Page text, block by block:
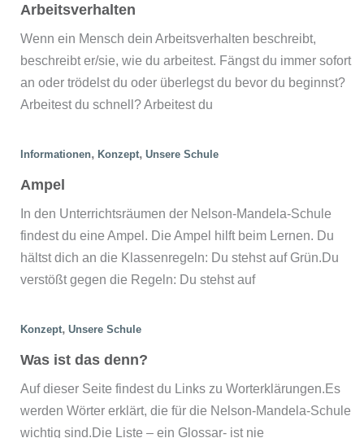
Arbeitsverhalten
Wenn ein Mensch dein Arbeitsverhalten beschreibt,
beschreibt er/sie, wie du arbeitest. Fängst du immer sofort
an oder trödelst du oder überlegst du bevor du beginnst?
Arbeitest du schnell? Arbeitest du
Informationen, Konzept, Unsere Schule
Ampel
In den Unterrichtsräumen der Nelson-Mandela-Schule
findest du eine Ampel. Die Ampel hilft beim Lernen. Du
hältst dich an die Klassenregeln: Du stehst auf Grün.Du
verstößt gegen die Regeln: Du stehst auf
Konzept, Unsere Schule
Was ist das denn?
Auf dieser Seite findest du Links zu Worterklärungen.Es
werden Wörter erklärt, die für die Nelson-Mandela-Schule
wichtig sind.Die Liste – ein Glossar- ist nie